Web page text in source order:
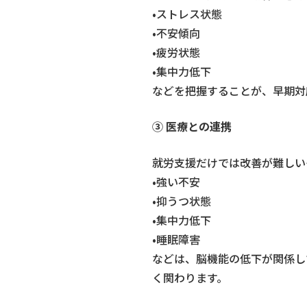
•ストレス状態
•不安傾向
•疲労状態
•集中力低下
などを把握することが、早期
③ 医療との連携
就労支援だけでは改善が難し
•強い不安
•抑うつ状態
•集中力低下
•睡眠障害
などは、脳機能の低下が関係
く関わります。